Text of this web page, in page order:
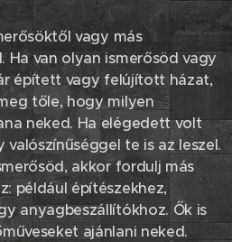
vagy más
Ha van olyan ismerősöd vagy
épített vagy felújított házat,
tőle, hogy milyen
neked. Ha elégedett volt
valószínűséggel te is az leszel.
akkor fordulj más
például építészekhez,
anyagbeszállítókhoz. Ők is
ajánlani neked.